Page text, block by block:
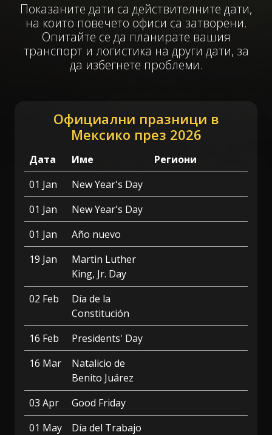
Показаните дати са действителните дати,
на които повечето офиси са затворени.
Опитайте се да планирате вашия
транспорт и логистика на други дати, за
да избегнете проблеми.
Официални празници в
Мексико през 2026
Дата Име
Региони
01 Jan
New Year's Day
01 Jan
New Year's Day
01 Jan
Año nuevo
19 Jan
Martin Luther
King, Jr. Day
02 Feb
Día de la
Constitución
16 Feb
Presidents' Day
16 Mar
Natalicio de
Benito Juárez
03 Apr
Good Friday
01 May
Día del Trabajo